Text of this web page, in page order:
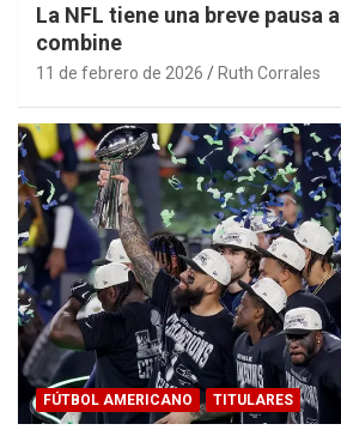
La NFL tiene una breve pausa
combine
11 de febrero de 2026 Ruth Corrales
FÚTBOL AMERICANO TITULARES